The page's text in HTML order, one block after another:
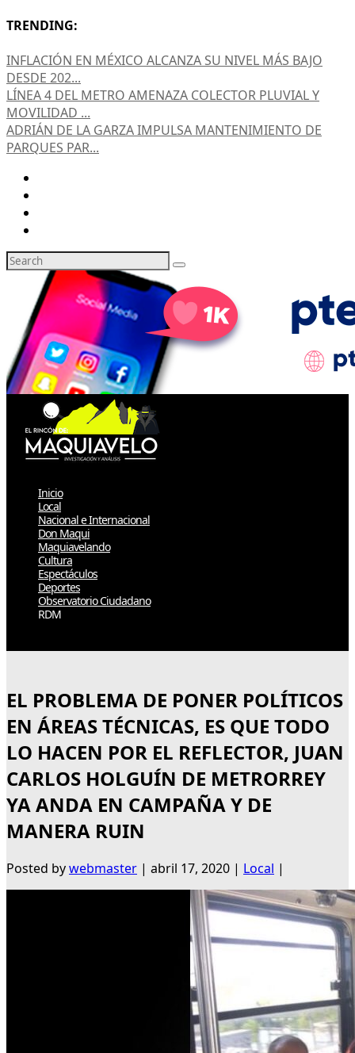
TRENDING:
INFLACIÓN EN MÉXICO ALCANZA SU NIVEL MÁS BAJO
DESDE 202...
LÍNEA 4 DEL METRO AMENAZA COLECTOR PLUVIAL Y
MOVILIDAD ...
ADRIÁN DE LA GARZA IMPULSA MANTENIMIENTO DE
PARQUES PAR...
Inicio
Local
Nacional e Internacional
Don Maqui
Maquiavelando
Cultura
Espectáculos
Deportes
Observatorio Ciudadano
RDM
EL PROBLEMA DE PONER POLÍTICOS
EN ÁREAS TÉCNICAS, ES QUE TODO
LO HACEN POR EL REFLECTOR, JUAN
CARLOS HOLGUÍN DE METRORREY
YA ANDA EN CAMPAÑA Y DE
MANERA RUIN
Posted bywebmaster | abril 17, 2020 | Local |